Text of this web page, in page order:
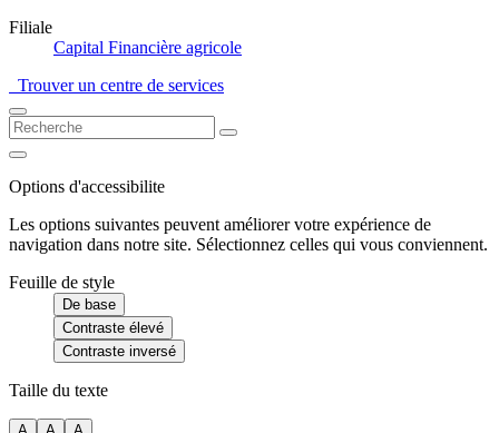
Filiale
Capital Financière agricole
Trouver un centre de services
Options d'accessibilite
Les options suivantes peuvent améliorer votre expérience de
navigation dans notre site. Sélectionnez celles qui vous conviennent.
Feuille de style
De base
Contraste élevé
Contraste inversé
Taille du texte